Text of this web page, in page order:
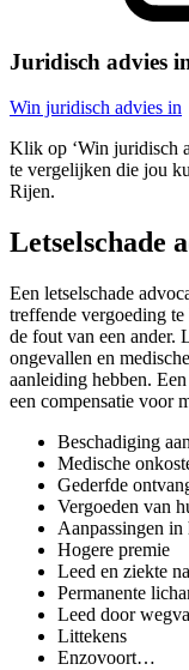
Juridisch advies
Win juridisch advies in
Klik op ‘Win juridisch
te vergelijken die jou
Rijen.
Letselschade
Een letselschade
treffende vergoeding
de fout van een ander.
ongevallen en
aanleiding hebben.
een compensatie voor
Beschadiging
Medische
Gederfde
Vergoeden van
Aanpassingen in
Hogere premie
Leed en ziekte
Permanente
Leed door
Littekens
Enzovoort…